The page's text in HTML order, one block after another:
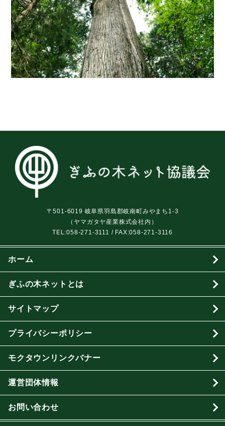
プライバシーポリシーサイトマップ
〒501-6019 岐阜県羽島郡岐南町みやまち1-3
（ヤマガタヤ産業株式会社内）
TEL:058-271-3111 / FAX:058-271-3116
ホーム
ぎふの木ネットとは
サイトマップ
プライバシーポリシー
モクタウンリンクバナー
運営団体情報
お問い合わせ